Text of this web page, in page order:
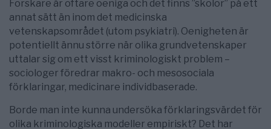
Forskare är oftare oeniga och det finns ”skolor” på ett
annat sätt än inom det medicinska
vetenskapsområdet (utom psykiatri). Oenigheten är
potentiellt ännu större när olika grundvetenskaper
uttalar sig om ett visst kriminologiskt problem –
sociologer föredrar makro- och mesosociala
förklaringar, medicinare individbaserade.
Borde man inte kunna undersöka förklaringsvärdet för
olika kriminologiska modeller empiriskt? Det har